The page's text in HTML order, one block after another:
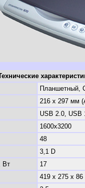
Планшетный,
216 х 297 мм
USB 2.0, USB
1600x3200
48
3,1 D
Вт
17
419 х 275 х 86